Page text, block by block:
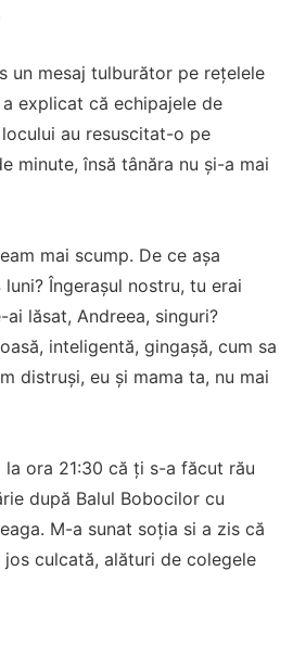
un mesaj tulburător pe rețelele
explicat că echipajele de
au resuscitat-o pe
minute, însă tânăra nu și-a mai
mai scump. De ce așa
Îngerașul nostru, tu erai
lăsat, Andreea, singuri?
inteligentă, gingașă, cum sa
distruși, eu și mama ta, nu mai
la ora 21:30 că ți s-a făcut rău
după Balul Bobocilor cu
M-a sunat soția si a zis că
culcată, alături de colegele